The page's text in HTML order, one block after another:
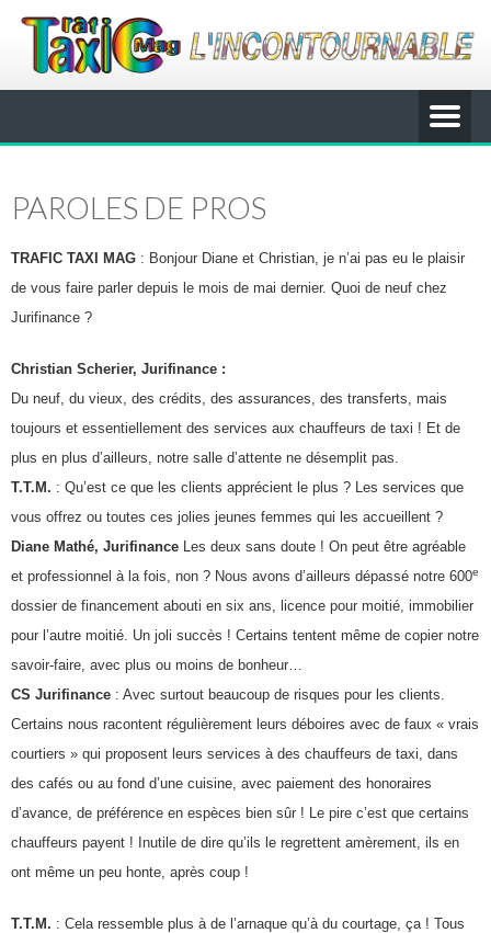
PAROLES DE PROS
TRAFIC TAXI MAG : Bonjour Diane et Christian, je n’ai pas eu le plaisir
de vous faire parler depuis le mois de mai dernier. Quoi de neuf chez
Jurifinance ?
Christian Scherier, Jurifinance :
Du neuf, du vieux, des crédits, des assurances, des transferts, mais
toujours et essentiellement des services aux chauffeurs de taxi ! Et de
plus en plus d’ailleurs, notre salle d’attente ne désemplit pas.
T.T.M. : Qu’est ce que les clients apprécient le plus ? Les services que
vous offrez ou toutes ces jolies jeunes femmes qui les accueillent ?
Diane Mathé, Jurifinance
Les deux sans doute ! On peut être agréable
et professionnel à la fois, non ? Nous avons d’ailleurs dépassé notre 600e
dossier de financement abouti en six ans, licence pour moitié, immobilier
pour l’autre moitié. Un joli succès ! Certains tentent même de copier notre
savoir-faire, avec plus ou moins de bonheur…
CS Jurifinance : Avec surtout beaucoup de risques pour les clients.
Certains nous racontent régulièrement leurs déboires avec de faux « vrais
courtiers » qui proposent leurs services à des chauffeurs de taxi, dans
des cafés ou au fond d’une cuisine, avec paiement des honoraires
d’avance, de préférence en espèces bien sûr ! Le pire c’est que certains
chauffeurs payent ! Inutile de dire qu’ils le regrettent amèrement, ils en
ont même un peu honte, après coup !
T.T.M. : Cela ressemble plus à de l’arnaque qu’à du courtage, ça ! Tous